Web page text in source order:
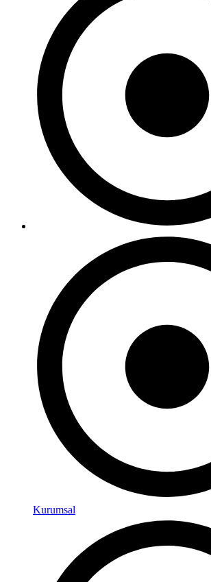
Kurumsal